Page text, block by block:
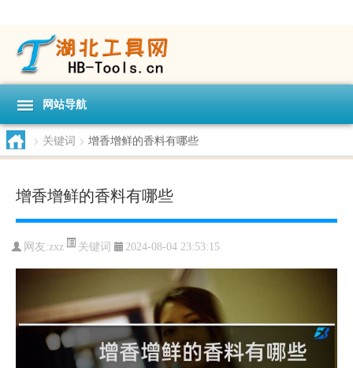
网站导航
> 关键词 > 增香增鲜的香料有哪些
增香增鲜的香料有哪些
网友:zxz 关键词 2024-08-04 23:53:15